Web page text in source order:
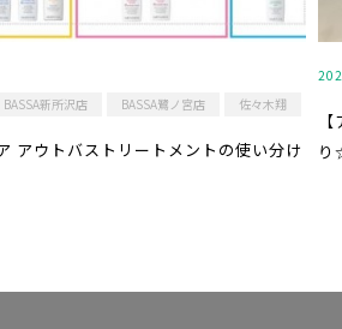
BASSA新所沢店 BASSA鷺ノ宮店 佐々木翔
アウトバストリートメントの使い分け
り